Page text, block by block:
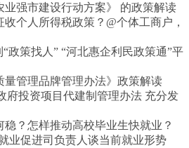
业强市建设行动方案》 的政策解读
个人所得税政策？@个体工商户，
“政策找人” “河北惠企利民政策通”平
量管理品牌管理办法》政策解读
府投资项目代建制管理办法 充分发
稳？怎样推动高校毕业生快就业？
促进司负责人谈当前就业形势